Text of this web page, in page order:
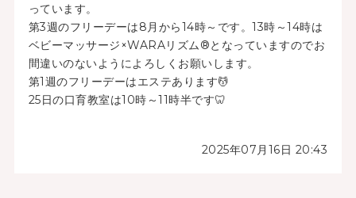
っています。
第3週のフリーデーは8月から14時～です。13時～14時は
ベビーマッサージ×WARAリズム®となっていますのでお
間違いのないようによろしくお願いします。
第1週のフリーデーはエステあります💆
25日の口育教室は10時～11時半です🦷
2025年07月16日 20:43